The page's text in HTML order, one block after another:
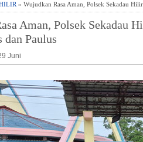
» Wujudkan Rasa Aman, Polsek Sekadau
Aman, Polsek Sekadau
dan Paulus
Juni